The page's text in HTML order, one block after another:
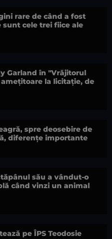
rare de când a fost
sunt cele trei fiice ale
Garland în "Vrăjitorul
la licitație, de
spre deosebire de
diferențe importante
său a vândut-o
când vinzi un animal
pe ÎPS Teodosie